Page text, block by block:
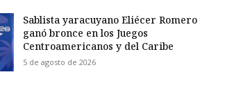
Sablista yaracuyano Eliécer Romero
ganó bronce en los Juegos
Centroamericanos y del Caribe
5 de agosto de 2026